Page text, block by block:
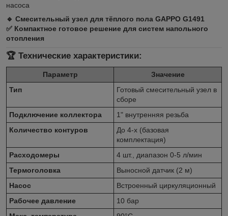
насоса
🔹 Смесительный узел для тёплого пола GAPPO G1491
✅ Компактное готовое решение для систем напольного
отопления
🏆 Технические характеристики:
Параметр
Значение
Тип
Готовый смесительный узел в
сборе
Подключение коллектора
1" внутренняя резьба
Количество контуров
До 4-х (базовая
комплектация)
Расходомеры
4 шт., диапазон 0-5 л/мин
Термоголовка
Выносной датчик (2 м)
Насос
Встроенный циркуляционный
Рабочее давление
10 бар